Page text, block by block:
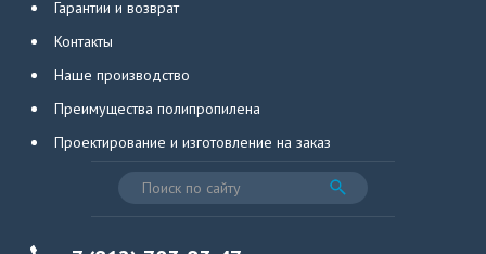
Гарантии и возврат
Контакты
Наше производство
Преимущества полипропилена
Проектирование и изготовление на заказ